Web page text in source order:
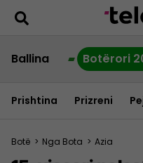
Ballina Botërori
Prishtina Prizreni
Botë > Nga Bota > Azia